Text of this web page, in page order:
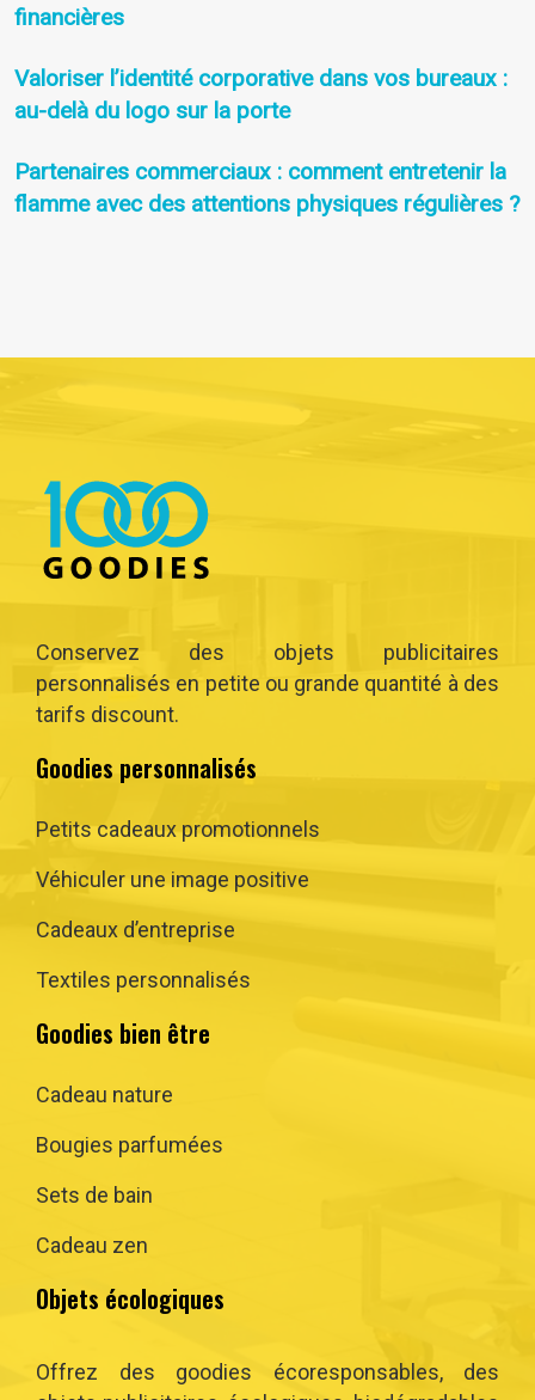
financières
Valoriser l’identité corporative dans vos bureaux :
au-delà du logo sur la porte
Partenaires commerciaux : comment entretenir la
flamme avec des attentions physiques régulières ?
Conservez des objets publicitaires
personnalisés en petite ou grande quantité à des
tarifs discount.
Goodies personnalisés
Petits cadeaux promotionnels
Véhiculer une image positive
Cadeaux d’entreprise
Textiles personnalisés
Goodies bien être
Cadeau nature
Bougies parfumées
Sets de bain
Cadeau zen
Objets écologiques
Offrez des goodies écoresponsables, des